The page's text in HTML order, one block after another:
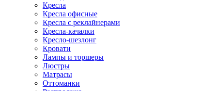
Кресла
Кресла офисные
Кресла с реклайнерами
Кресла-качалки
Кресло-шезлонг
Кровати
Лампы и торшеры
Люстры
Матрасы
Оттоманки